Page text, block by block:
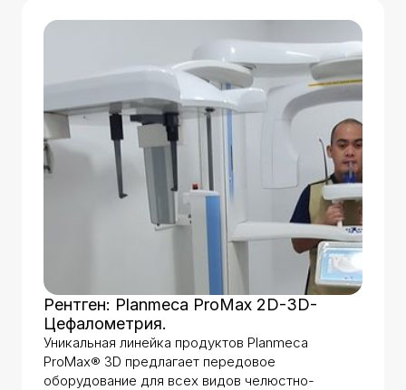
Рентген: Planmeca ProMax 2D-3D-
Цефалометрия.
Уникальная линейка продуктов Planmeca
ProMax® 3D предлагает передовое
оборудование для всех видов челюстно-